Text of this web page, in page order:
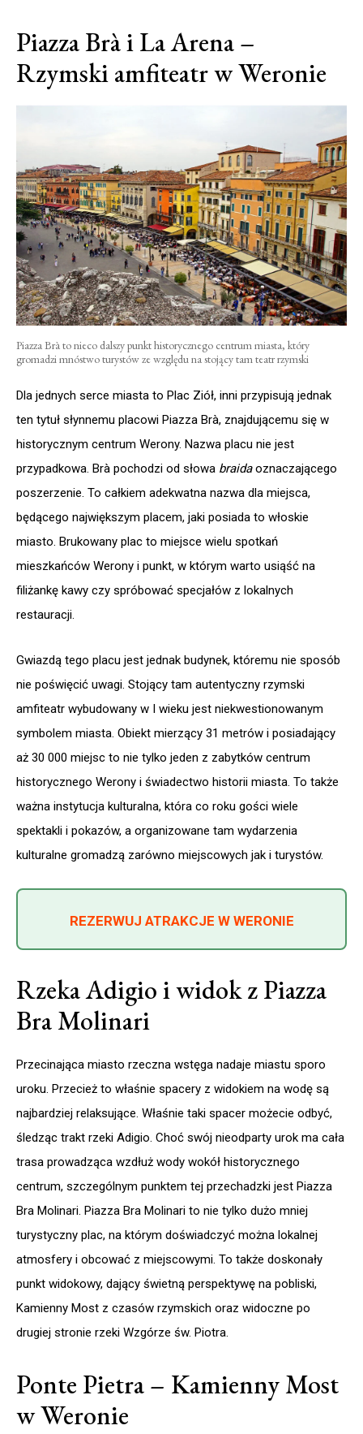
Piazza Brà i La Arena –
Rzymski amfiteatr w Weronie
Piazza Brà to nieco dalszy punkt historycznego centrum miasta, który
gromadzi mnóstwo turystów ze względu na stojący tam teatr rzymski
Dla jednych serce miasta to Plac Ziół, inni przypisują jednak
ten tytuł słynnemu placowi Piazza Brà, znajdującemu się w
historycznym centrum Werony. Nazwa placu nie jest
przypadkowa. Brà pochodzi od słowa braidaoznaczającego
poszerzenie. To całkiem adekwatna nazwa dla miejsca,
będącego największym placem, jaki posiada to włoskie
miasto. Brukowany plac to miejsce wielu spotkań
mieszkańców Werony i punkt, w którym warto usiąść na
filiżankę kawy czy spróbować specjałów z lokalnych
restauracji.
Gwiazdą tego placu jest jednak budynek, któremu nie sposób
nie poświęcić uwagi. Stojący tam autentyczny rzymski
amfiteatr wybudowany w I wieku jest niekwestionowanym
symbolem miasta. Obiekt mierzący 31 metrów i posiadający
aż 30 000 miejsc to nie tylko jeden z zabytków centrum
historycznego Werony i świadectwo historii miasta. To także
ważna instytucja kulturalna, która co roku gości wiele
spektakli i pokazów, a organizowane tam wydarzenia
kulturalne gromadzą zarówno miejscowych jak i turystów.
REZERWUJ ATRAKCJE W WERONIE
Rzeka Adigio i widok z Piazza
Bra Molinari
Przecinająca miasto rzeczna wstęga nadaje miastu sporo
uroku. Przecież to właśnie spacery z widokiem na wodę są
najbardziej relaksujące. Właśnie taki spacer możecie odbyć,
śledząc trakt rzeki Adigio. Choć swój nieodparty urok ma cała
trasa prowadząca wzdłuż wody wokół historycznego
centrum, szczególnym punktem tej przechadzki jest Piazza
Bra Molinari. Piazza Bra Molinari to nie tylko dużo mniej
turystyczny plac, na którym doświadczyć można lokalnej
atmosfery i obcować z miejscowymi. To także doskonały
punkt widokowy, dający świetną perspektywę na pobliski,
Kamienny Most z czasów rzymskich oraz widoczne po
drugiej stronie rzeki Wzgórze św. Piotra.
Ponte Pietra – Kamienny Most
w Weronie